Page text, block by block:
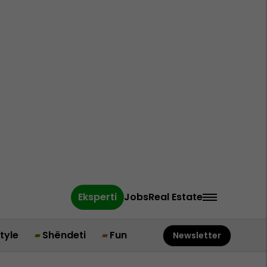
Eksperti JobsReal Estate
Shëndeti Fun Newsletter